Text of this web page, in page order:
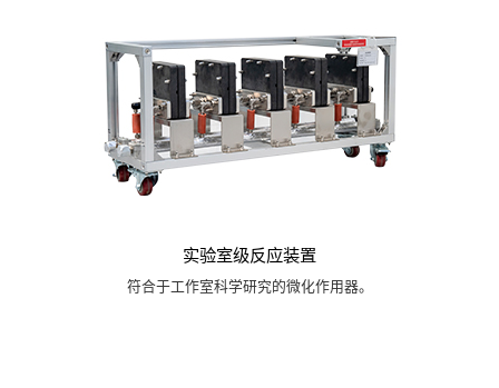
实验室级反应装置
符合于工作室科学研究的微化作用器。